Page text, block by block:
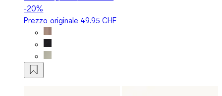
-20%
Prezzo originale 49.95 CHF